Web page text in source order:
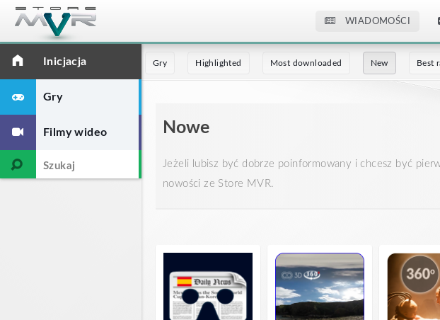
WIADOMOŚCI
Inicjacja
Gry
Filmy wideo
Gry Highlighted Most downloaded New Best
Nowe
Jeżeli lubisz być dobrze poinformowany i chcesz być
nowości ze Store MVR.